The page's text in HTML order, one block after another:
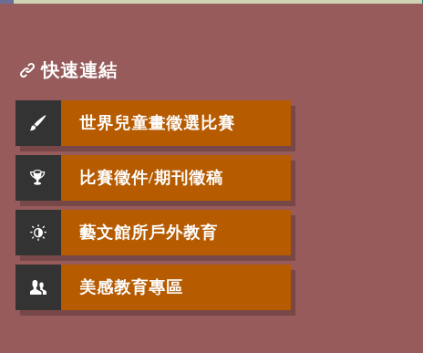
快速連結
世界兒童畫徵選比賽
比賽徵件/期刊徵稿
藝文館所戶外教育
美感教育專區